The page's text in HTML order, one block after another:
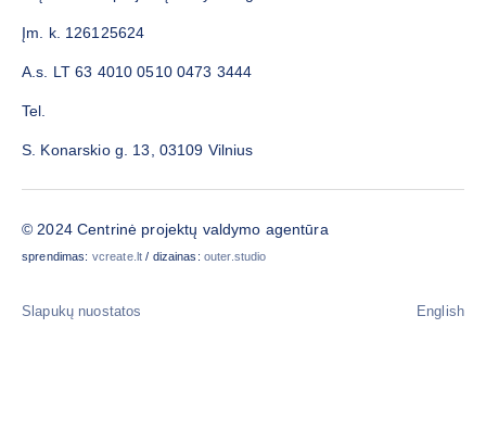
Įm. k. 126125624
A.s. LT 63 4010 0510 0473 3444
Tel.
S. Konarskio g. 13, 03109 Vilnius
© 2024 Centrinė projektų valdymo agentūra
sprendimas: vcreate.lt / dizainas: outer.studio
Slapukų nuostatos English